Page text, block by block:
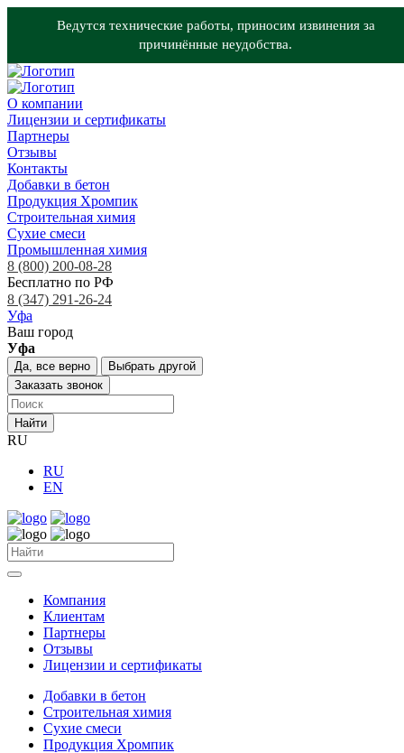
Ведутся технические работы, приносим извинения за
причинённые неудобства.
О компании
Лицензии и сертификаты
Партнеры
Отзывы
Контакты
Добавки в бетон
Продукция Хромпик
Строительная химия
Сухие смеси
Промышленная химия
8 (800) 200-08-28
Бесплатно по РФ
8 (347) 291-26-24
Уфа
Ваш город
Уфа
Да, все верно
Выбрать другой
Заказать звонок
Найти
RU
RU
EN
Компания
Клиентам
Партнеры
Отзывы
Лицензии и сертификаты
Добавки в бетон
Строительная химия
Сухие смеси
Продукция Хромпик